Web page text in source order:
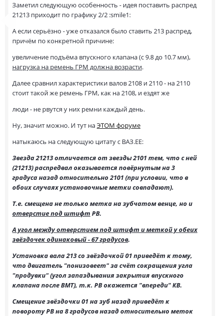
Заметил следующую особенность - идея поставить распред
21213 приходит по графику 2/2 :smile1:
А если серьёзно - уже отказался было ставить 213 распред,
причём по конкретной причине:
увеличение подъёма впускного клапана (с 9.8 до 10.7 мм),
нагрузка на ремень ГРМ должна возрасти.
Далее сравнил характеристики валов 2108 и 2110 - на 2110
стоит такой же ремень ГРМ, как на 2108, и ездят же
люди - не рвутся у них ремни каждый день.
Ну, значит можно. И тут наЭТОМ форуме
натыкаюсь на следующую цитату с ВАЗ.ЕЕ:
Звезда 21213 отличается от звезды 2101 тем, что с ней
(21213) распредвал оказывается повёрнутым на 3
градуса назад относительно 2101 (при условии, что в
обоих случаях установочные метки совпадают).
Т.е. смещена не только метка на зубчатом венце, но и
отверстие под штифт РВ.
А угол между отверстием под штифт и меткой у обеих
звёздочек одинаковый - 67 градусов.
Установка вала 213 со звёздочкой 01 приведёт к тому,
что двигатель "понизовеет" за счёт сокращения угла
"продувки" (угол запаздывания закрытия впускного
клапана после ВМТ), т.к. РВ окажется "впереди" КВ.
Смещение звёздочки 01 на зуб назад приведёт к
повороту РВ на 8 градусов назад относительно меток